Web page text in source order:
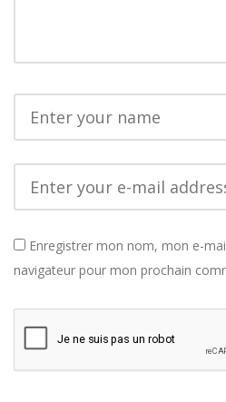
Enregistrer mon nom, mon e-
navigateur pour mon prochain